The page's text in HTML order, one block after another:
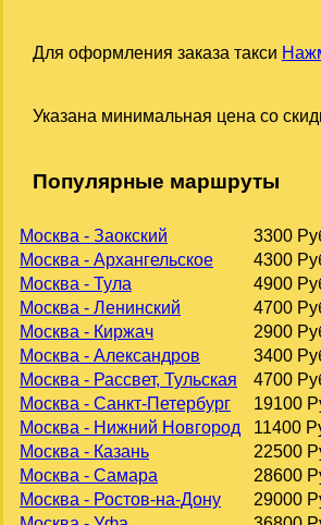
Для оформления заказа такси
Указана минимальная цена со
Популярные маршруты
Москва - Заокский
3300
Москва - Архангельское
4300
Москва - Тула
4900
Москва - Ленинский
4700
Москва - Киржач
2900
Москва - Александров
3400
Москва - Рассвет, Тульская
4700
Москва - Санкт-Петербург
19100
Москва - Нижний Новгород
11400
Москва - Казань
22500
Москва - Самара
28600
Москва - Ростов-на-Дону
29000